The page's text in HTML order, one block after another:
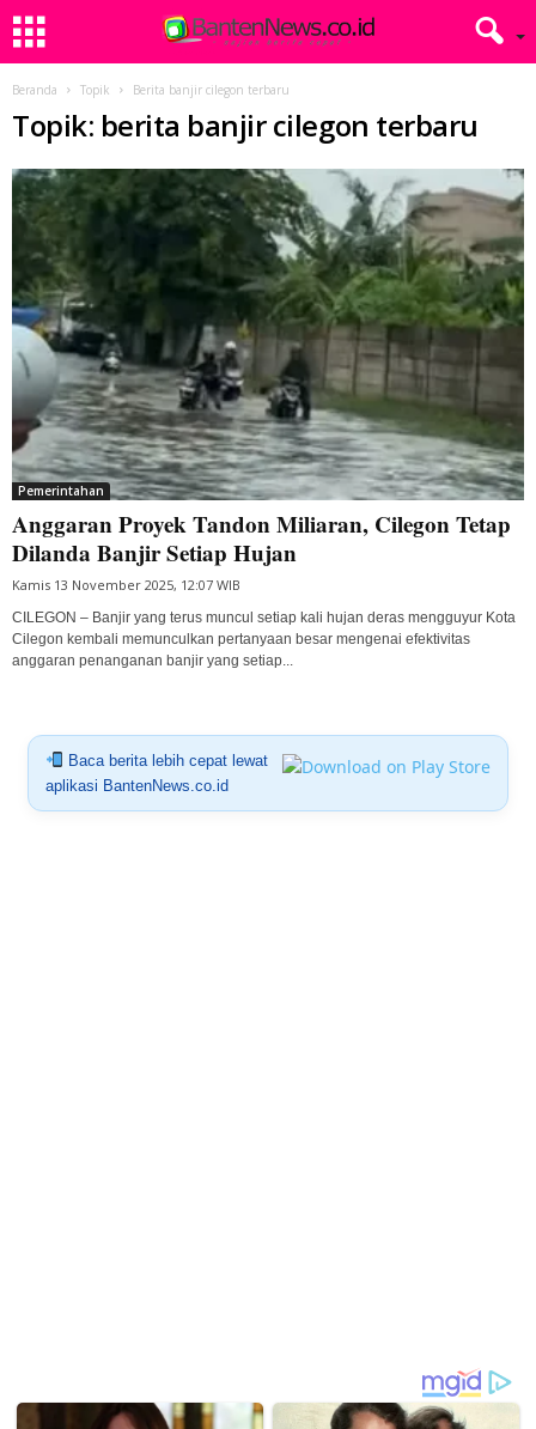
Beranda Topik Berita banjir cilegon terbaru
Topik: berita banjir cilegon terbaru
Pemerintahan
Anggaran Proyek Tandon Miliaran, Cilegon Tetap
Dilanda Banjir Setiap Hujan
Kamis 13 November 2025, 12:07 WIB
CILEGON – Banjir yang terus muncul setiap kali hujan deras mengguyur Kota
Cilegon kembali memunculkan pertanyaan besar mengenai efektivitas
anggaran penanganan banjir yang setiap...
Baca berita lebih cepat lewat
aplikasi BantenNews.co.id